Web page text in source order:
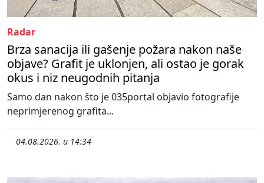
Radar
Brza sanacija ili gašenje požara nakon naše
objave? Grafit je uklonjen, ali ostao je gorak
okus i niz neugodnih pitanja
Samo dan nakon što je 035portal objavio fotografije
neprimjerenog grafita...
04.08.2026. u 14:34